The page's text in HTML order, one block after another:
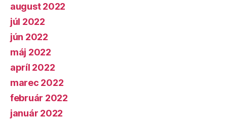
august 2022
júl 2022
jún 2022
máj 2022
apríl 2022
marec 2022
február 2022
január 2022